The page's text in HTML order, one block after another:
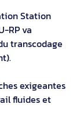
Station
RP va
transcodage
exigeantes
fluides et